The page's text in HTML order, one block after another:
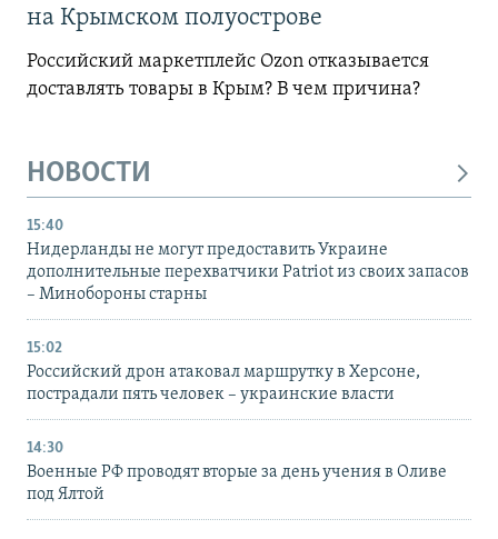
на Крымском полуострове
Российский маркетплейс Ozon отказывается
доставлять товары в Крым? В чем причина?
НОВОСТИ
15:40
Нидерланды не могут предоставить Украине
дополнительные перехватчики Patriot из своих запасов
– Минобороны старны
15:02
Российский дрон атаковал маршрутку в Херсоне,
пострадали пять человек – украинские власти
14:30
Военные РФ проводят вторые за день учения в Оливе
под Ялтой